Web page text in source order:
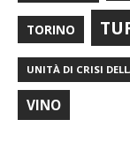
TORINO
UNITÀ DI CRISI
VINO